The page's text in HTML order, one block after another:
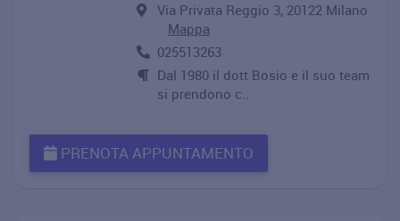
Via Privata Reggio 3, 20122 Milano
Mappa
025513263
Dal 1980 il dott Bosio e il suo team
si prendono c..
PRENOTA APPUNTAMENTO